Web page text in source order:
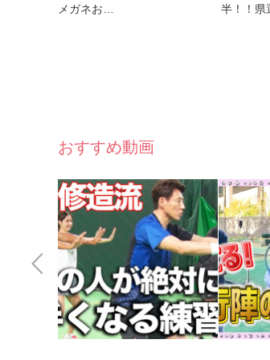
メガネお… 半！！県
おすすめ動画